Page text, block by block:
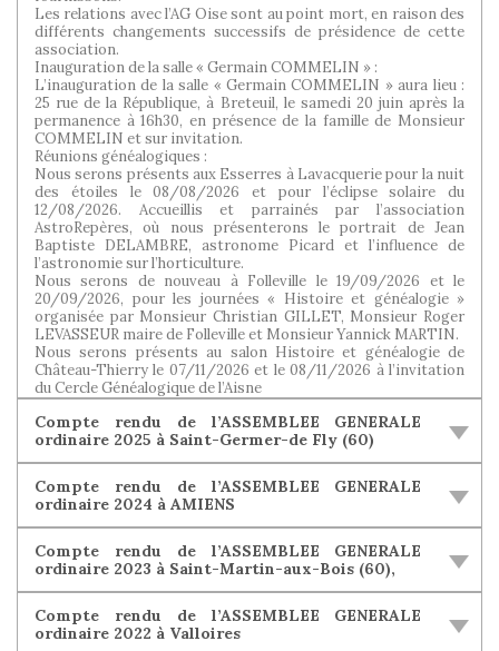
Les relations avec l’AG Oise sont au point mort, en raison des
différents changements successifs de présidence de cette
association.
Inauguration de la salle « Germain COMMELIN » :
L’inauguration de la salle « Germain COMMELIN » aura lieu :
25 rue de la République, à Breteuil, le samedi 20 juin après la
permanence à 16h30, en présence de la famille de Monsieur
COMMELIN et sur invitation.
Réunions généalogiques :
Nous serons présents aux Esserres à Lavacquerie pour la nuit
des étoiles le 08/08/2026 et pour l’éclipse solaire du
12/08/2026. Accueillis et parrainés par l’association
AstroRepères, où nous présenterons le portrait de Jean
Baptiste DELAMBRE, astronome Picard et l’influence de
l’astronomie sur l’horticulture.
Nous serons de nouveau à Folleville le 19/09/2026 et le
20/09/2026, pour les journées « Histoire et généalogie »
organisée par Monsieur Christian GILLET, Monsieur Roger
LEVASSEUR maire de Folleville et Monsieur Yannick MARTIN.
Nous serons présents au salon Histoire et généalogie de
Château-Thierry le 07/11/2026 et le 08/11/2026 à l’invitation
du Cercle Généalogique de l’Aisne
Compte rendu de l’ASSEMBLEE GENERALE
ordinaire 2025 à Saint-Germer-de Fly (60)
Compte rendu de l’ASSEMBLEE GENERALE
ordinaire 2024 à AMIENS
Compte rendu de l’ASSEMBLEE GENERALE
ordinaire 2023 à Saint-Martin-aux-Bois (60),
Compte rendu de l’ASSEMBLEE GENERALE
ordinaire 2022 à Valloires